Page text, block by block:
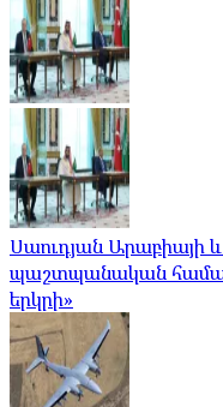
Սաուդյան Արաբիայի
պաշտպանական
երկրի»